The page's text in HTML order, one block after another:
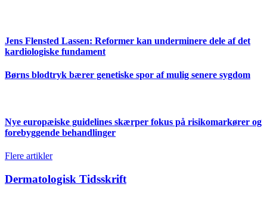
Jens Flensted Lassen: Reformer kan underminere dele af det
kardiologiske fundament
Børns blodtryk bærer genetiske spor af mulig senere sygdom
Nye europæiske guidelines skærper fokus på risikomarkører og
forebyggende behandlinger
Flere artikler
Dermatologisk Tidsskrift